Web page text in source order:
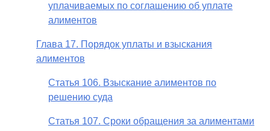
уплачиваемых по соглашению об уплате
алиментов
Глава 17. Порядок уплаты и взыскания
алиментов
Статья 106. Взыскание алиментов по
решению суда
Статья 107. Сроки обращения за алиментами